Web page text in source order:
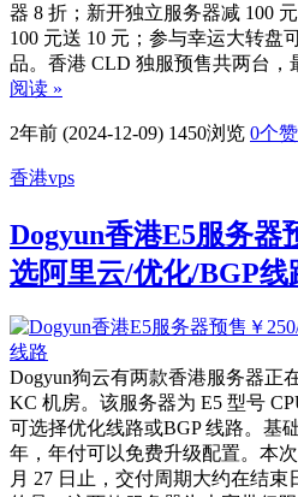
器 8 折；新开独立服务器减 100
100 元送 10 元；参与幸运大转盘
品。香港 CLD 独服预售共两台
阅读 »
2年前 (2024-12-09) 1450浏览 0个赞
香港vps
Dogyun香港E5服务器
选阿里云/优化/BGP线
Dogyun狗云有两款香港服务器正
KC 机房。该服务器为 E5 型号
可选择优化线路或BGP 线路。基
年，年付可以免费升级配置。本
月 27 日止，交付周期大约在结